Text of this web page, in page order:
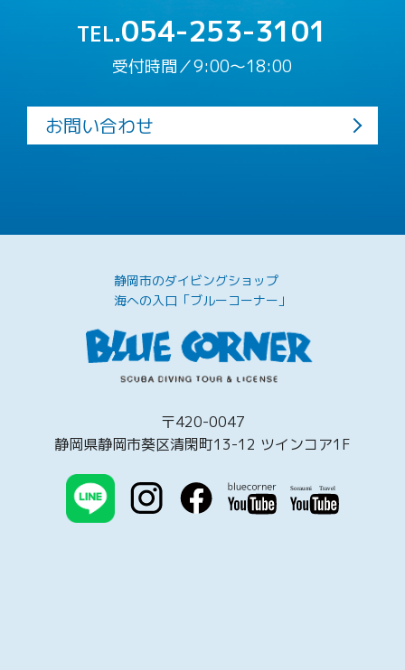
TEL.054-253-3101
受付時間／9:00〜18:00
お問い合わせ
静岡市のダイビングショップ
海への入口「ブルーコーナー」
〒420-0047
静岡県静岡市葵区清閑町13-12 ツインコア1F